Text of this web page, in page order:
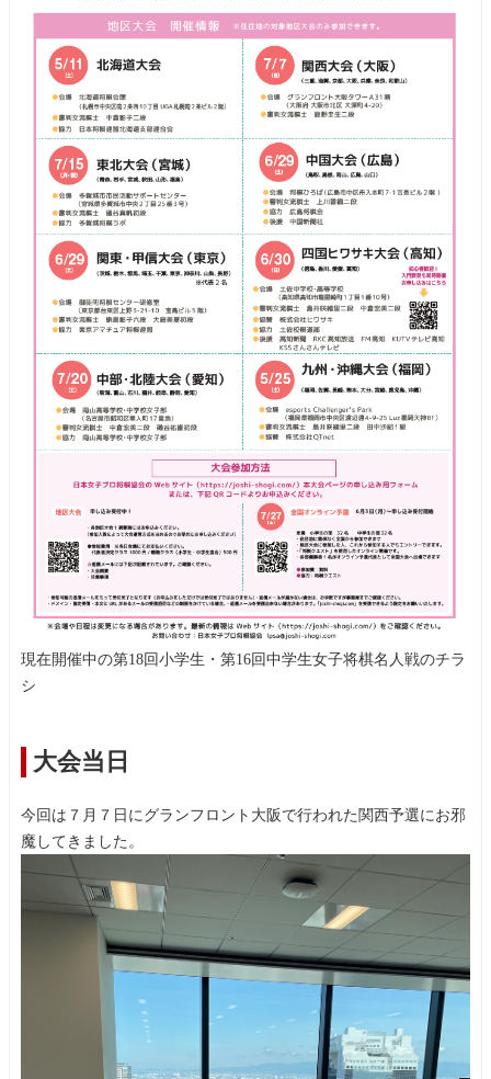
現在開催中の第18回小学生・第16回中学生女子将棋名人戦のチラ
シ
大会当日
今回は７月７日にグランフロント大阪で行われた関西予選にお邪
魔してきました。